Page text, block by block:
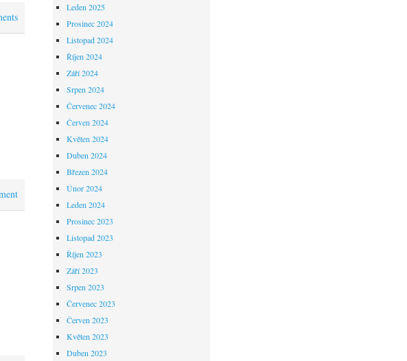
Leden 2025
Prosinec 2024
Listopad 2024
Říjen 2024
Září 2024
Srpen 2024
Červenec 2024
Červen 2024
Květen 2024
Duben 2024
Březen 2024
Únor 2024
Leden 2024
Prosinec 2023
Listopad 2023
Říjen 2023
Září 2023
Srpen 2023
Červenec 2023
Červen 2023
Květen 2023
Duben 2023